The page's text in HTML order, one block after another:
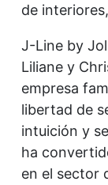
de
J-Line by
Liliane y
empresa
libertad de
intuición y
ha
en el sector